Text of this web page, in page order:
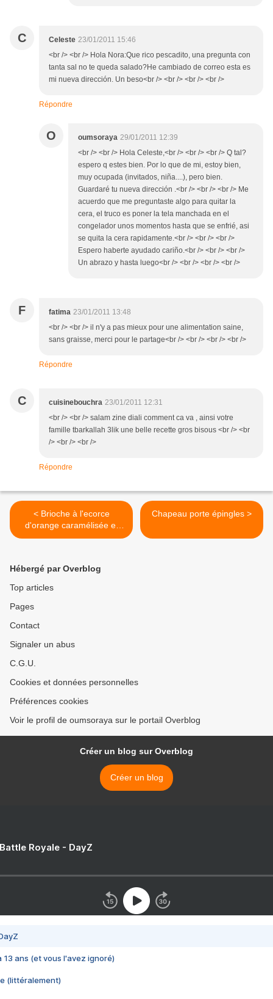
C Celeste 23/01/2011 15:46
<br /> <br /> Hola Nora:Que rico pescadito, una pregunta con
tanta sal no te queda salado?He cambiado de correo esta es
mi nueva dirección. Un beso<br /> <br /> <br /> <br />
Répondre
O oumsoraya 29/01/2011 12:39
<br /> <br /> Hola Celeste,<br /> <br /> <br /> Q tal?
espero q estes bien. Por lo que de mi, estoy bien,
muy ocupada (invitados, niña....), pero bien.
Guardaré tu nueva dirección .<br /> <br /> <br /> Me
acuerdo que me preguntaste algo para quitar la
cera, el truco es poner la tela manchada en el
congelador unos momentos hasta que se enfrié, asi
se quita la cera rapidamente.<br /> <br /> <br />
Espero haberte ayudado cariño.<br /> <br /> <br />
Un abrazo y hasta luego<br /> <br /> <br /> <br />
F fatima 23/01/2011 13:48
<br /> <br /> il n'y a pas mieux pour une alimentation saine,
sans graisse, merci pour le partage<br /> <br /> <br /> <br />
Répondre
C cuisinebouchra 23/01/2011 12:31
<br /> <br /> salam zine diali comment ca va , ainsi votre
famille tbarkallah 3lik une belle recette gros bisous <br /> <br
/> <br /> <br />
Répondre
< Brioche à l'ecorce
d'orange caramélisée et
prunes
Chapeau porte épingles >
Hébergé par Overblog
Top articles
Pages
Contact
Signaler un abus
C.G.U.
Cookies et données personnelles
Préférences cookies
Voir le profil de oumsoraya sur le portail Overblog
Créer un blog sur Overblog
Créer un blog
Royale - DayZ
13 ans (et vous l'avez ignoré)
(littéralement)